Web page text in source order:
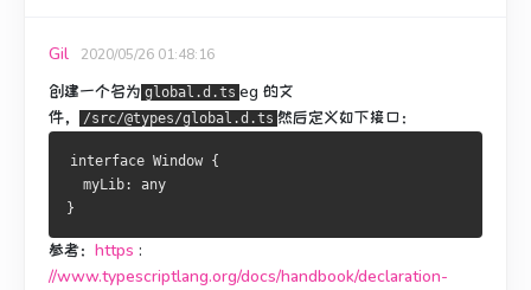
Gil 2020/05/26 01:48:16
创建一个名为 global.d.ts eg 的文
件，
/src/@types/global.d.ts 然后定义如下接口：
interface Window {
  myLib
:
}
参考： https :
//www.typescriptlang.org/docs/handbook/declaration-